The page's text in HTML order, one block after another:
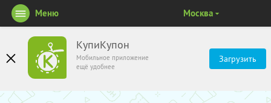
КупиКупон
Мобильное приложение
ещё удобнее
Загрузить
Меню Москва